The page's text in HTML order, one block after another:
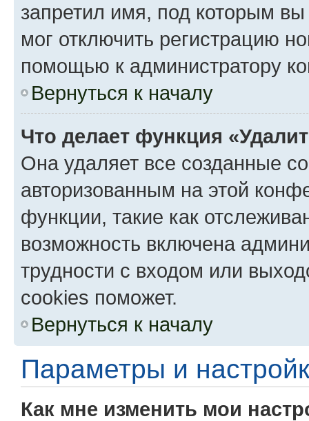
запретил имя, под которым
мог отключить регистрацию
помощью к администратору
Вернуться к началу
Что делает функция
Она удаляет все созданные
авторизованным на этой
функции, такие как
возможность включена
трудности с входом или
cookies поможет.
Вернуться к началу
Параметры и
Как мне изменить мои